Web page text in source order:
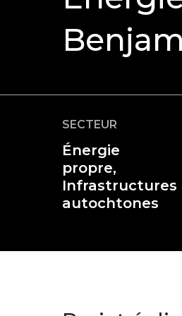
SECTEUR
Énergie
propre,
Infrastructures
autochtones